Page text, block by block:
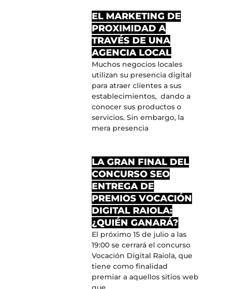
EL MARKETING DE
PROXIMIDAD A
TRAVÉS DE UNA
AGENCIA LOCAL
Muchos negocios locales
utilizan su presencia digital
para atraer clientes a sus
establecimientos, dando a
conocer sus productos o
servicios. Sin embargo, la
mera presencia
LA GRAN FINAL DEL
CONCURSO SEO
ENTREGA DE
PREMIOS VOCACIÓN
DIGITAL RAIOLA:
¿QUIÉN GANARÁ?
El próximo 15 de julio a las
19:00 se cerrará el concurso
Vocación Digital Raiola, que
tiene como finalidad
premiar a aquellos sitios web